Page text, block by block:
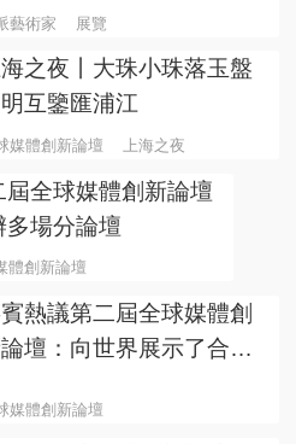
藝術家 展覽
之夜丨大珠小珠落玉盤
互鑒匯浦江
媒體創新論壇 上海之夜
屆全球媒體創新論壇
多場分論壇
體創新論壇
熱議第二屆全球媒體創
壇：向世界展示了合作
媒體創新論壇